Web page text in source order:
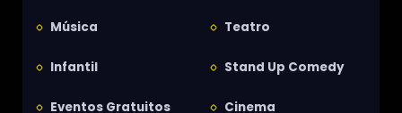
Música Teatro
Infantil Stand Up Comedy
Eventos Gratuitos Cinema